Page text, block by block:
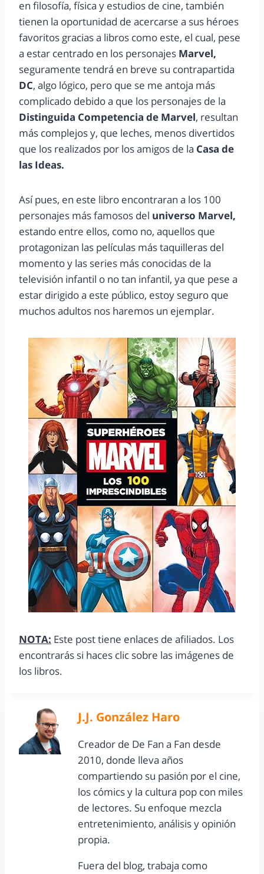
en filosofía, física y estudios de cine, también
tienen la oportunidad de acercarse a sus héroes
favoritos gracias a libros como este, el cual, pese
a estar centrado en los personajes Marvel,
seguramente tendrá en breve su contrapartida
DC, algo lógico, pero que se me antoja más
complicado debido a que los personajes de la
Distinguida Competencia de Marvel, resultan
más complejos y, que leches, menos divertidos
que los realizados por los amigos de la Casa de
las Ideas.
Así pues, en este libro encontraran a los 100
personajes más famosos del universo Marvel,
estando entre ellos, como no, aquellos que
protagonizan las películas más taquilleras del
momento y las series más conocidas de la
televisión infantil o no tan infantil, ya que pese a
estar dirigido a este público, estoy seguro que
muchos adultos nos haremos un ejemplar.
NOTA: Este post tiene enlaces de afiliados. Los
encontrarás si haces clic sobre las imágenes de
los libros.
J.J. González Haro
Creador de De Fan a Fan desde
2010, donde lleva años
compartiendo su pasión por el cine,
los cómics y la cultura pop con miles
de lectores. Su enfoque mezcla
entretenimiento, análisis y opinión
propia.
Fuera del blog, trabaja como